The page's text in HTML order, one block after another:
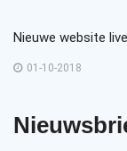
Nieuwe website
01-10-2018